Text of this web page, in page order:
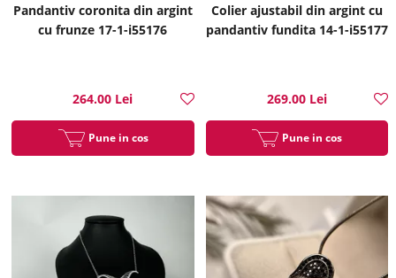
Pandantiv coronita din argint
cu frunze 17-1-i55176
264.00 Lei
Pune in cos
Colier ajustabil din argint cu
pandantiv fundita 14-1-i55177
269.00 Lei
Pune in cos